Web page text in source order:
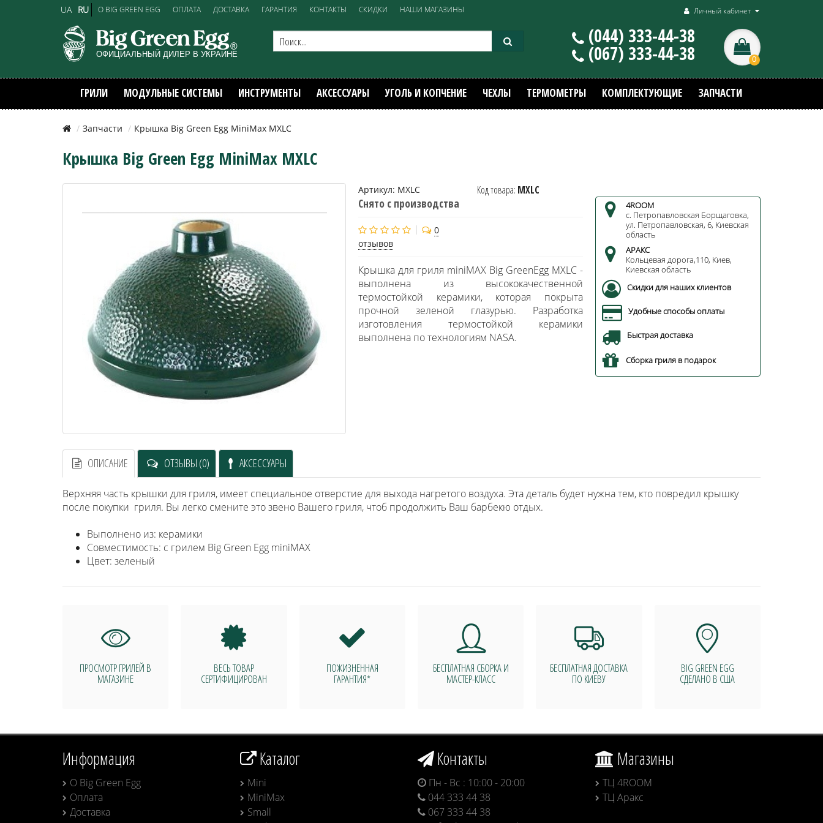
Личный кабинет
RU
UA O BIG GREEN EGG ОПЛАТА ДОСТАВКА ГАРАНТИЯ КОНТАКТЫ СКИДКИ НАШИ МАГАЗИНЫ
(044) 333-44-38
(067) 333-44-38 0
ГРИЛИ МОДУЛЬНЫЕ СИСТЕМЫ ИНСТРУМЕНТЫ АКСЕССУАРЫ УГОЛЬ И КОПЧЕНИЕ ЧЕХЛЫ ТЕРМОМЕТРЫ КОМПЛЕКТУЮЩИЕ ЗАПЧАСТИ
Запчасти Крышка Big Green Egg MiniMax MXLC
Крышка Big Green Egg MiniMax MXLC
Артикул: MXLC Код товара: MXLC
Снято с производства
0
отзывов
Крышка для гриля miniMAX Big GreenEgg MXLC -
выполнена из высококачественной
термостойкой керамики, которая покрыта
прочной зеленой глазурью. Разработка
изготовления термостойкой керамики
выполнена по технологиям NASA.
4ROOM
с. Петропавловская Борщаговка,
ул. Петропавловская, 6, Киевская
область
АРАКС
Кольцевая дорога,110, Киев,
Киевская область
Скидки для наших клиентов
Удобные способы оплаты
Быстрая доставка
Сборка гриля в подарок
ОПИСАНИЕ ОТЗЫВЫ (0) АКСЕССУАРЫ
Верхняя часть крышки для гриля, имеет специальное отверстие для выхода нагретого воздуха. Эта деталь будет нужна тем, кто повредил крышку
после покупки гриля. Вы легко смените это звено Вашего гриля, чтоб продолжить Ваш барбекю отдых.
Выполнено из: керамики
Совместимость: с грилем Big Green Egg miniMAX
Цвет: зеленый
ПРОСМОТР ГРИЛЕЙ В
МАГАЗИНЕ
ВЕСЬ ТОВАР
СЕРТИФИЦИРОВАН
ПОЖИЗНЕННАЯ
ГАРАНТИЯ*
БЕСПЛАТНАЯ СБОРКА И
МАСТЕР-КЛАСС
БЕСПЛАТНАЯ ДОСТАВКА
ПО КИЕВУ
BIG GREEN EGG
СДЕЛАНО В США
Информация
О Big Green Egg
Оплата
Доставка
Каталог
Mini
MiniMax
Small
Контакты
Пн - Вс : 10:00 - 20:00
044 333 44 38
067 333 44 38
Магазины
ТЦ 4ROOM
ТЦ Аракс